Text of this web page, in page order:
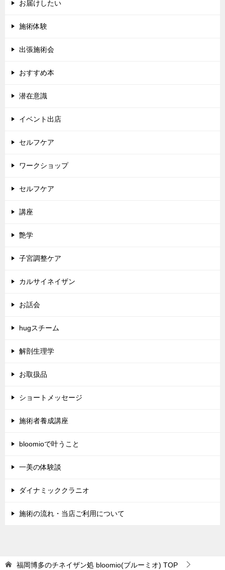
お届けしたい
施術体験
出張施術会
おすすめ本
潜在意識
イベント出店
セルフケア
ワークショップ
セルフケア
講座
艶学
子宮調整ケア
カルサイネイザン
お話会
hugスチーム
解剖生理学
お取扱品
ショートメッセージ
施術者養成講座
bloomioで叶うこと
一美の体験談
ダイナミッククラニオ
施術の流れ・当店ご利用について
福岡博多のチネイザン処 bloomio(ブルーミオ) TOP